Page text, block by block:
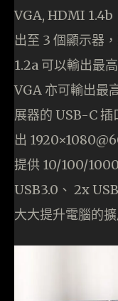
VGA, HDMI 1.4b
出至 3 個顯示器
1.2a 可以輸出最
VGA 亦可輸出最
展器的 USB-C 插
出
提供 10/100/
USB3.0、 2x
大大提升電腦的擴